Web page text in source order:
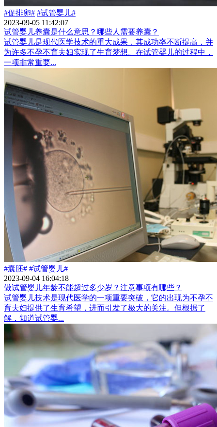
#促排卵# #试管婴儿#
2023-09-05 11:42:07
试管婴儿养囊是什么意思？哪些人需要养囊？
试管婴儿是现代医学技术的重大成果，其成功率不断提高，并
为许多不孕不育夫妇实现了生育梦想。在试管婴儿的过程中，
一项非常重要...
#囊胚# #试管婴儿#
2023-09-04 16:04:18
做试管婴儿年龄不能超过多少岁？注意事项有哪些？
试管婴儿技术是现代医学的一项重要突破，它的出现为不孕不
育夫妇提供了生育希望，进而引发了极大的关注。但根据了
解，知道试管婴...